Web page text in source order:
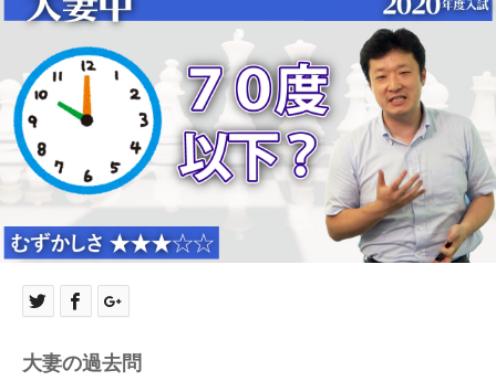
大妻の過去問